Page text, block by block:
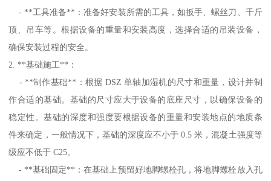
- **工具准备**：准备好安装所需的工具，如扳手、螺丝刀、千斤
顶、吊车等。根据设备的重量和安装高度，选择合适的吊装设备，
确保安装过程的安全。
2. **基础施工**：
- **制作基础**：根据 DSZ 单轴加湿机的尺寸和重量，设计并制
作合适的基础。基础的尺寸应大于设备的底座尺寸，以确保设备的
稳定性。基础的深度和强度要根据设备的重量和安装地点的地质条
件来确定，一般情况下，基础的深度应不小于 0.5 米，混凝土强度等
级应不低于 C25。
- **基础固定**：在基础上预留好地脚螺栓孔，将地脚螺栓放入孔